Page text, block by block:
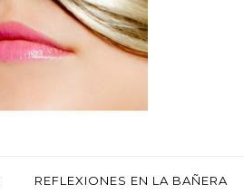
REFLEXIONES EN LA BAÑERA